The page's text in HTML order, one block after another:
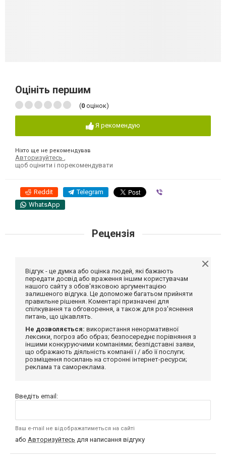
Оцініть першим
(0 оцінок)
Я рекомендую
Ніхто ще не рекомендував
Авторизуйтесь
щоб оцінити і порекомендувати
Reddit Telegram
WhatsApp
Рецензія
Відгук - це думка або оцінка людей, які бажають
передати досвід або враження іншим користувачам
нашого сайту з обов'язковою аргументацією
залишеного відгука. Це допоможе багатьом прийняти
правильне рішення. Коментарі призначені для
спілкування та обговорення, а також для роз'яснення
питань, що цікавлять.
Не дозволяється: використання ненормативної
лексики, погроз або образ; безпосереднє порівняння з
іншими конкуруючими компаніями; безпідставні заяви,
що ображають діяльність компанії і / або її послуги;
розміщення посилань на сторонні інтернет-ресурси;
реклама та самореклама.
Введіть email:
Ваш e-mail не відображатиметься на сайті
або Авторизуйтесь для написання відгуку